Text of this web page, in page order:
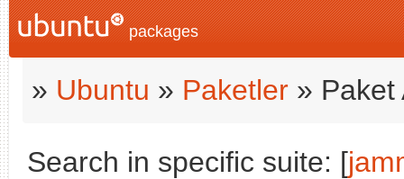
packages
» Ubuntu » Paketler » Paket
Search in specific suite: [